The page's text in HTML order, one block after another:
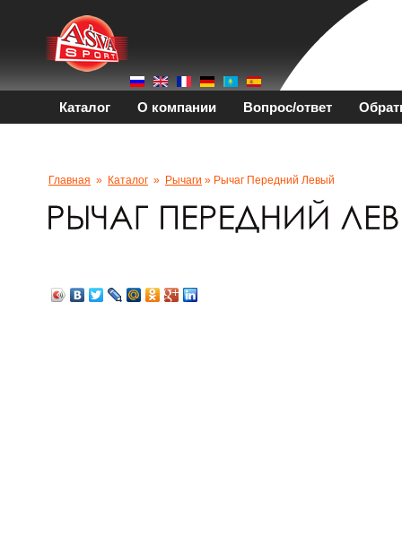
Каталог О компании Вопрос/ответ
Главная » Каталог » Рычаги » Рычаг Передний Левый